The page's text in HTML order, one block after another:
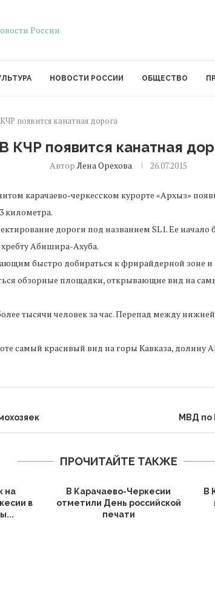
НОВОСТИ РОССИИ ОБЩЕСТВО
появится канатная дорога
В КЧР появится канатная
АвторЛена Орехова 26.07.2015
карачаево-черкесском курорте «Архыз»
километра.
дороги под названием SL1. Ее начало
хребту Абишира-Ахуба.
быстро добираться к фрирайдерной зоне и
обзорные площадки, открывающие вид на
тысячи человек за час. Перепад между
самый красивый вид на горы Кавказа, долину
МВД по
ПРОЧИТАЙТЕ ТАКЖЕ
на
в
В Карачаево-Черкесии
отметили День российской
печати
В